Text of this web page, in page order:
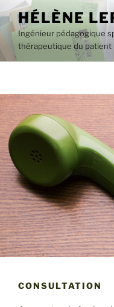
Aller
contenu
principal
HÉLÈNE
Ingénieur pédagogique
thérapeutique du patient
CONSULTATION